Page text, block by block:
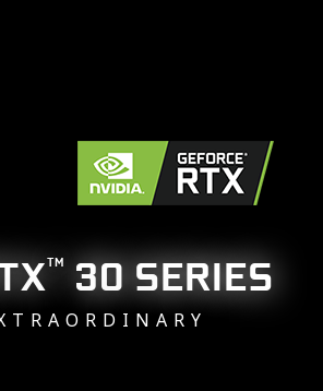
TM 30 SERIES